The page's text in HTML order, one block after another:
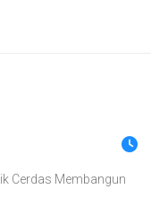
Cerdas Membangun